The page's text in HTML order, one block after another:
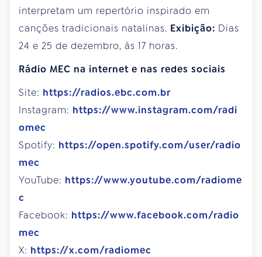
interpretam um repertório inspirado em
canções tradicionais natalinas. Exibição: Dias
24 e 25 de dezembro, às 17 horas.
Rádio MEC na internet e nas redes sociais
Site: https://radios.ebc.com.br
Instagram: https://www.instagram.com/radi
omec
Spotify: https://open.spotify.com/user/radio
mec
YouTube: https://www.youtube.com/radiome
c
Facebook: https://www.facebook.com/radio
mec
X: https://x.com/radiomec